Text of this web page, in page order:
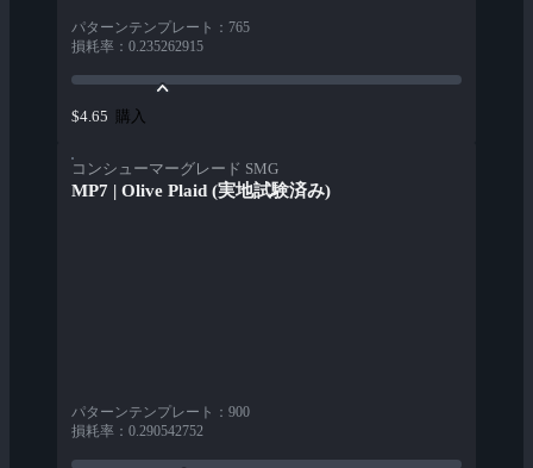
パターンテンプレート ： 765
損耗率 ： 0.235262915
$4.65 購入
コンシューマーグレード SMG
MP7 | Olive Plaid (実地試験済み)
パターンテンプレート ： 900
損耗率 ： 0.290542752